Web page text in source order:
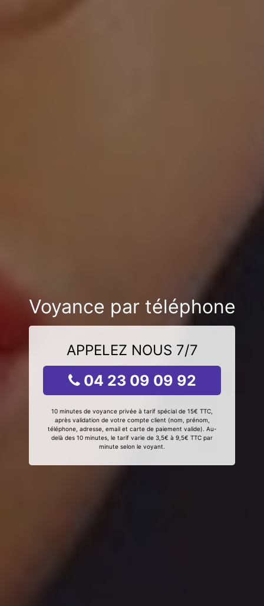
Voyance par téléphone
APPELEZ NOUS 7/7
04 23 09 09 92
10 minutes de voyance privée à tarif spécial de 15€ TTC,
après validation de votre compte client (nom, prénom,
téléphone, adresse, email et carte de paiement valide). Au-
delà des 10 minutes, le tarif varie de 3,5€ à 9,5€ TTC par
minute selon le voyant.